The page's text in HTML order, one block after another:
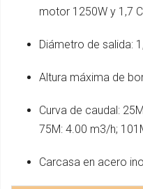
motor 1250W y 1,7
Diámetro de salida:
Altura máxima de
Curva de caudal:
75M: 4.00 m3/h;
Carcasa en acero